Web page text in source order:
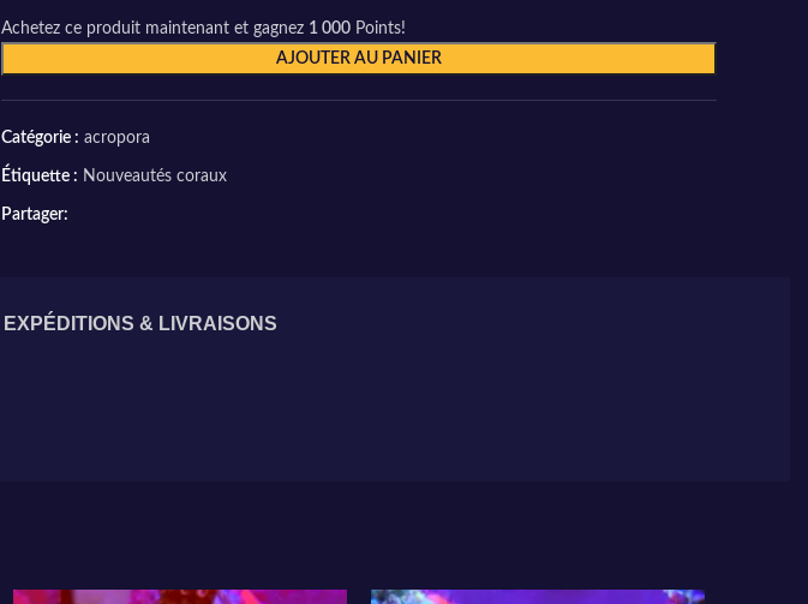
Achetez ce produit maintenant et gagnez 1 000 Points!
AJOUTER AU PANIER
Catégorie : acropora
Étiquette : Nouveautés coraux
Partager:
EXPÉDITIONS & LIVRAISONS